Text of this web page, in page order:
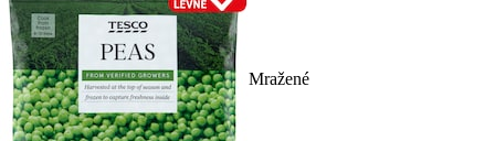
Mražené